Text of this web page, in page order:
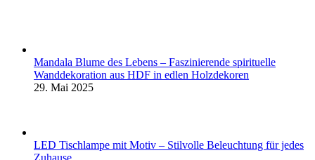
Mandala Blume des Lebens – Faszinierende spirituelle
Wanddekoration aus HDF in edlen Holzdekoren
29. Mai 2025
LED Tischlampe mit Motiv – Stilvolle Beleuchtung für jedes
Zuhause